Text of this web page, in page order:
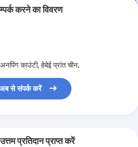
करने का विवरण
अनपिंग काउंटी, हेबेई प्रांत चीन;
अब से संपर्क करें
प्रतिदान प्राप्त करें